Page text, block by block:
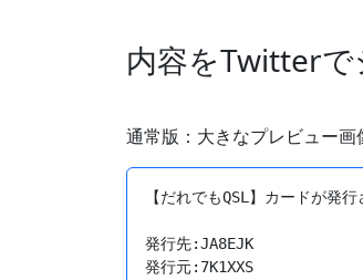
内容をTwitter
通常版：大きなプレビュー画
【だれでもQSL】カードが発行
発行先:JA8EJK
発行元:7K1XXS